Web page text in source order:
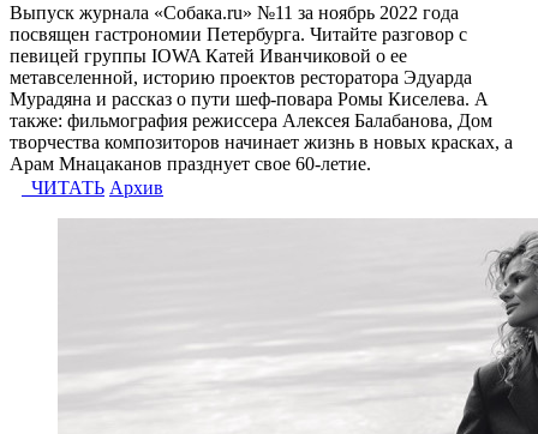
Выпуск журнала «Собака.ru» №11 за ноябрь 2022 года
посвящен гастрономии Петербурга. Читайте разговор с
певицей группы IOWA Катей Иванчиковой о ее
метавселенной, историю проектов ресторатора Эдуарда
Мурадяна и рассказ о пути шеф-повара Ромы Киселева. А
также: фильмография режиссера Алексея Балабанова, Дом
творчества композиторов начинает жизнь в новых красках, а
Арам Мнацаканов празднует свое 60-летие.
ЧИТАТЬ Архив